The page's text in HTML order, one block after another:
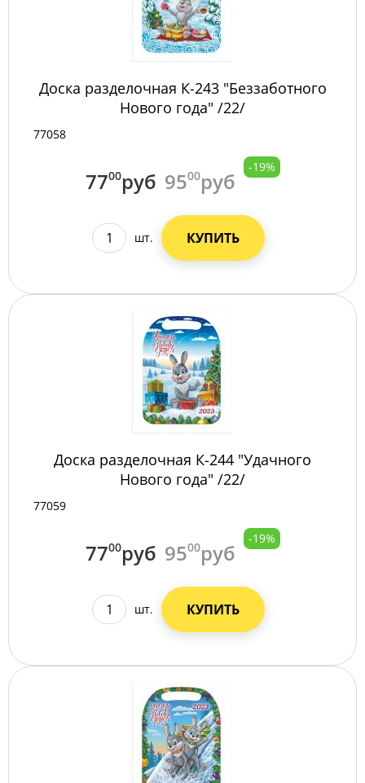
Доска разделочная К-243 "Беззаботного
Нового года" /22/
77058
7700руб 9500руб
-19%
шт. КУПИТЬ
Доска разделочная К-244 "Удачного
Нового года" /22/
77059
7700руб 9500руб
-19%
шт. КУПИТЬ